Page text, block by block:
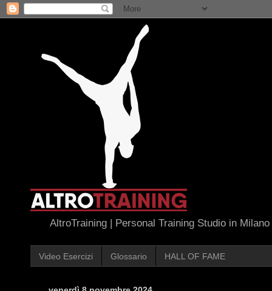
AltroTraining | Personal Training Studio in Milano
Video Esercizi Glossario HALL OF FAME